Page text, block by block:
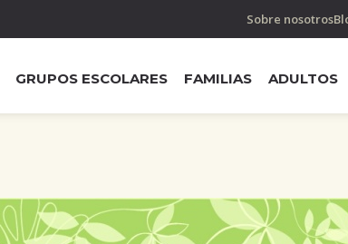
Sobre nosotros
GRUPOS ESCOLARES FAMILIAS ADULTOS